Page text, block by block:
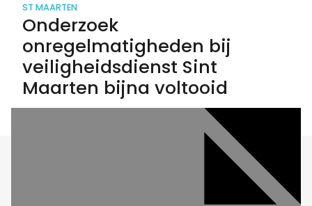
ST MAARTEN
Onderzoek
onregelmatigheden bij
veiligheidsdienst Sint
Maarten bijna voltooid